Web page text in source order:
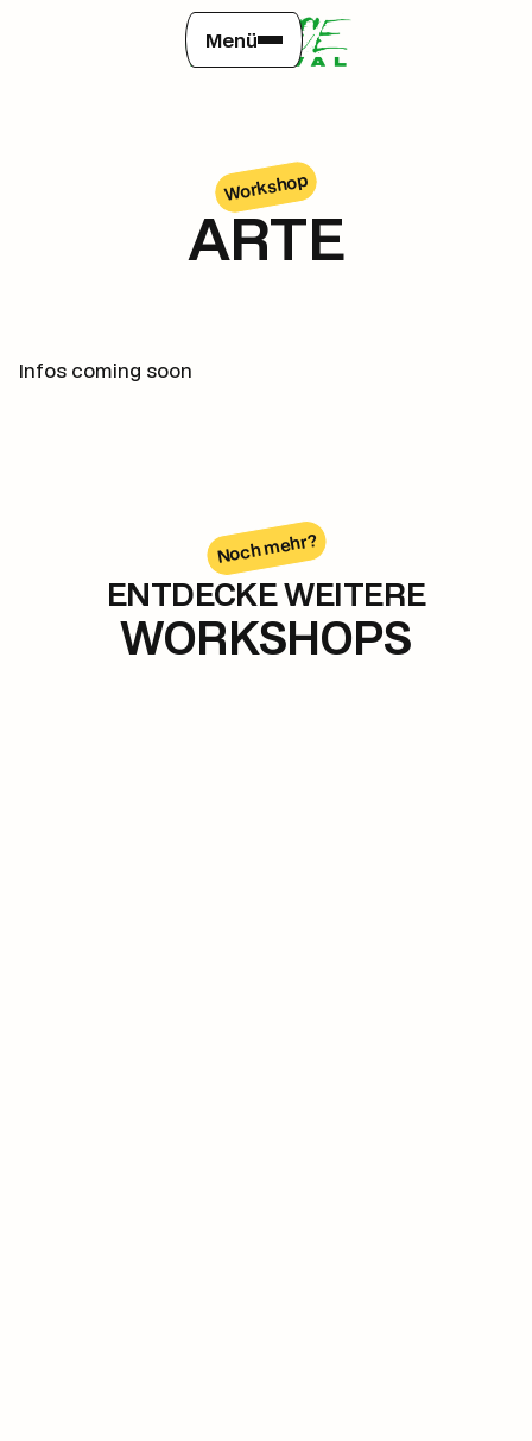
Menü
Workshop
ARTE
Infos coming soon
Noch mehr?
ENTDECKE WEITERE
WORKSHOPS